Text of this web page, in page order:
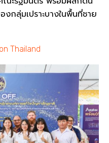
กลุ่มเปราะบางในพื้นที่ชาย
Thailand